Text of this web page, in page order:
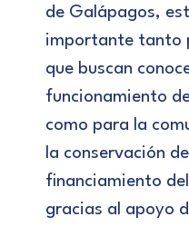
de Galápagos,
importante tanto
que buscan
funcionamiento
como para la
la conservación
financiamiento
gracias al apoyo